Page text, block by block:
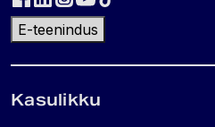
E-teenindus
Kasulikku